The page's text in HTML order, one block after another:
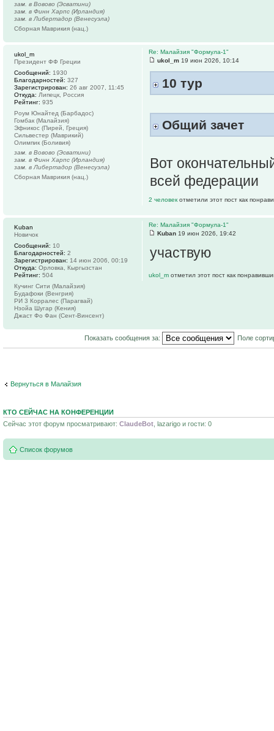
зам. в Вовово (Эсватини)
зам. в Финн Харпс (Ирландия)
зам. в Либертадор (Венесуэла)
Сборная Маврикия (нац.)
Re: Малайзия "Формула-1"
ukol_m 19 июн 2026, 10:14
10 тур
Общий зачет
Вот
всей федерации
2 человек отметили этот пост как
ukol_m
Президент ФФ Греции
Сообщений: 1930
Благодарностей: 327
Зарегистрирован: 26 авг 2007, 11:45
Откуда: Липецк, Россия
Рейтинг: 935
Роум Юнайтед (Барбадос)
Гомбак (Малайзия)
Эфникос (Пирей, Греция)
Сильвестер (Маврикий)
Олимпик (Боливия)
зам. в Вовово (Эсватини)
зам. в Финн Харпс (Ирландия)
зам. в Либертадор (Венесуэла)
Сборная Маврикия (нац.)
Re: Малайзия "Формула-1"
Kuban 19 июн 2026, 19:42
участвую
ukol_m отметил этот пост как
Kuban
Новичок
Сообщений: 10
Благодарностей: 2
Зарегистрирован: 14 июн 2006, 00:19
Откуда: Орловка, Кыргызстан
Рейтинг: 504
Кучинг Сити (Малайзия)
Будафоки (Венгрия)
РИ 3 Корралес (Парагвай)
Нзойа Шугар (Кения)
Джаст Фо Фан (Сент-Винсент)
Показать сообщения за: Поле
Вернуться в Малайзия
КТО СЕЙЧАС НА КОНФЕРЕНЦИИ
Сейчас этот форум просматривают: ClaudeBot , lazarigo и гости: 0
Список форумов